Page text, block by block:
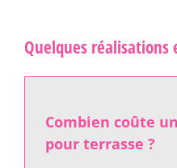
Quelques réalisations
Combien coûte
pour terrasse ?